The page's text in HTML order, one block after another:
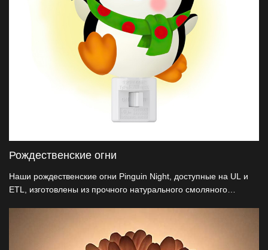
Рождественские огни
Наши рождественские огни Pinguin Night, доступные на UL и
ETL, изготовлены из прочного натурального смоляного
запатентованным поворотным разъемом 360° идеально
подходит для праздничного оформления. Идеально подходит